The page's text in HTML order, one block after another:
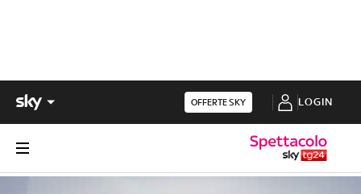
OFFERTE SKY LOGIN